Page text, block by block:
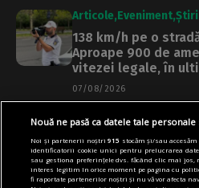
Articole Eveniment Știri
138 km/h pe o
Aproape 900 de
vitezei legale, în
07/08/2026
Articole Main Primărie
Când încep
explozia din
montați în
Nouă ne pasă ca datele tale
Noi și partenerii noștri915 stocăm și/sau
identificatorii cookie unici pentru prelucrarea
sau gestiona preferințele dvs. făcând clic mai
interes legitim în orice moment pe pagina cu
fi raportate partenerilor noștri și nu vă vor afecta